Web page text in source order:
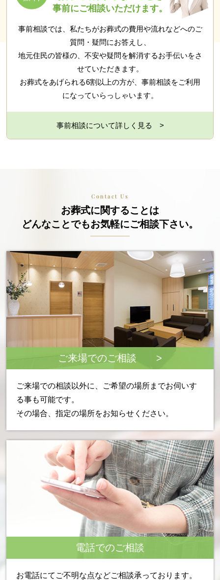
事前にご相談いただけます。
事前相談では、私たちがお葬式の費用や流れなどへのご
質問・疑問にお答えし、
地元住民の皆様の、不安や疑問を解消するお手伝いをさ
せていただきます。
お葬式をあげられる6割以上の方が、事前相談をご利用
になっていらっしゃいます。
事前相談について詳しく見る >
Contact Us
お葬式に関することは
どんなことでもお気軽にご相談下さい。
ご来場でのご相談 >
ご来場での相談以外に、ご希望の場所までお伺いす
る事も可能です。
その場合、指定の場所をお知らせください。
電話でのご相談
お電話にてご不明な点などご相談承っております。